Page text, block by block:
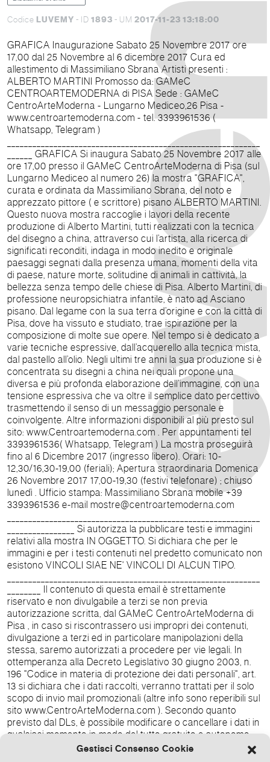
Gestisci Consenso Cookie
Codice LUVEMY - ID 1893 - UM 2017-11-23 13:18:00
GRAFICA Inaugurazione Sabato 25 Novembre 2017 ore
17,00 dal 25 Novembre al 6 dicembre 2017 Cura ed
allestimento di Massimiliano Sbrana Artisti presenti :
ALBERTO MARTINI Promosso da: GAMeC
CENTROARTEMODERNA di PISA Sede : GAMeC
CentroArteModerna - Lungarno Mediceo,26 Pisa -
www.centroartemoderna.com - tel. 3393961536 (
Whatsapp, Telegram )
____________________________________________________________
ore 17,00 presso il GAMeC CentroArteModerna di Pisa (sul
Lungarno Mediceo al numero 26) la mostra "GRAFICA",
curata e ordinata da Massimiliano Sbrana, del noto e
apprezzato pittore ( e scrittore) pisano ALBERTO MARTINI.
Questo nuova mostra raccoglie i lavori della recente
produzione di Alberto Martini, tutti realizzati con la tecnica
del disegno a china, attraverso cui l’artista, alla ricerca di
significati reconditi, indaga in modo inedito e originale
paesaggi segnati dalla presenza umana, momenti della vita
di paese, nature morte, solitudine di animali in cattività, la
bellezza senza tempo delle chiese di Pisa. Alberto Martini, di
professione neuropsichiatra infantile, è nato ad Asciano
pisano. Dal legame con la sua terra d’origine e con la città di
Pisa, dove ha vissuto e studiato, trae ispirazione per la
composizione di molte sue opere. Nel tempo si è dedicato a
varie tecniche espressive, dall’acquerello alla tecnica mista,
dal pastello all’olio. Negli ultimi tre anni la sua produzione si è
concentrata su disegni a china nei quali propone una
diversa e più profonda elaborazione dell’immagine, con una
tensione espressiva che va oltre il semplice dato percettivo
trasmettendo il senso di un messaggio personale e
coinvolgente. Altre informazioni disponibili al più presto sul
sito: www.Centroartemoderna.com . Per appuntamenti tel
3393961536( Whatsapp, Telegram ) La mostra proseguirà
fino al 6 Dicembre 2017 (ingresso libero). Orari: 10-
12,30/16,30-19,00 (feriali); Apertura straordinaria Domenica
26 Novembre 2017 17,00-19,30 (festivi telefonare) ; chiuso
lunedì . Ufficio stampa: Massimiliano Sbrana mobile +39
3393961536 e-mail mostre@centroartemoderna.com
relativi alla mostra IN OGGETTO. Si dichiara che per le
immagini e per i testi contenuti nel predetto comunicato non
esistono VINCOLI SIAE NE' VINCOLI DI ALCUN TIPO.
riservato e non divulgabile a terzi se non previa
autorizzazione scritta, dal GAMeC CentroArteModerna di
Pisa , in caso si riscontrassero usi impropri dei contenuti,
divulgazione a terzi ed in particolare manipolazioni della
stessa, saremo autorizzati a procedere per vie legali. In
ottemperanza alla Decreto Legislativo 30 giugno 2003, n.
196 "Codice in materia di protezione dei dati personali", art.
13 si dichiara che i dati raccolti, verranno trattati per il solo
scopo di invio mail promozionali (altre info sono reperibili sul
sito www.CentroArteModerna.com ). Secondo quanto
previsto dal DLs, è possibile modificare o cancellare i dati in
qualsiasi momento in modo del tutto gratuito e autonomo.